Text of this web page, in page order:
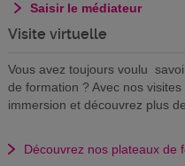
Saisir le médiateur
Visite virtuelle
Vous avez toujours voulu
de formation ? Avec nos
immersion et découvrez plus
Découvrez nos plateaux de